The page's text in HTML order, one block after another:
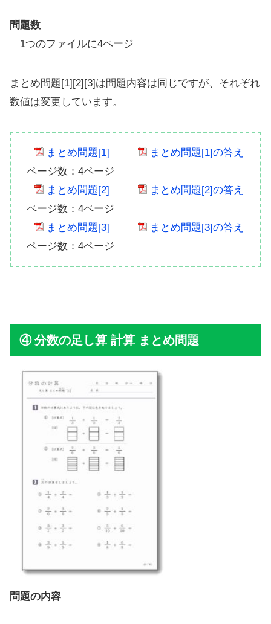
問題数
1つのファイルに4ページ
まとめ問題[1][2][3]は問題内容は同じですが、それぞれ
数値は変更しています。
まとめ問題[1]
まとめ問題[1]の答え
ページ数：4ページ
まとめ問題[2]
まとめ問題[2]の答え
ページ数：4ページ
まとめ問題[3]
まとめ問題[3]の答え
ページ数：4ページ
分数の足し算 計算 まとめ問題
問題の内容